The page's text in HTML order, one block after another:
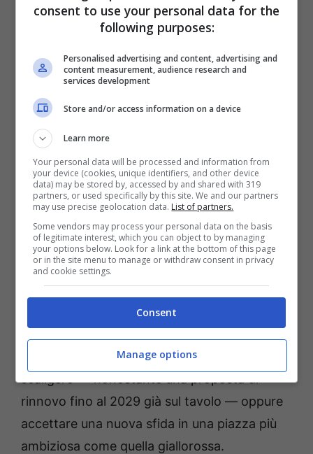
limitate ma capace di costruire squadre
competitive attraverso intuizioni di mercato
quanto il lavoro di Sogliano negli ultimi anni
sia stato apprezzato dagli addetti ai lavori. A
Verona ha dimostrato personalità, capacità di
scouting e sangue freddo nei momenti
complicati. Caratteristiche che alla Roma
potrebbero tornare molto utili in una fase di
ricostruzione tecnica e finanziaria.
Il punto, però, è capire quale sarà il futuro del
club veneto. Con il rischio concreto della
decidere se restare legato al progetto
scaligero — nonostante una proposta di
rinnovo fino al 2029 già sul tavolo — oppure
accettare una nuova sfida in una piazza più
ambiziosa come quella giallorossa.
consent to use your personal data for the
following purposes:
Personalised advertising and content, advertising and
content measurement, audience research and
services development
Store and/or access information on a device
Learn more
Your personal data will be processed and information from
your device (cookies, unique identifiers, and other device
data) may be stored by, accessed by and shared with 319
partners, or used specifically by this site. We and our partners
may use precise geolocation data. List of partners.
Some vendors may process your personal data on the basis
of legitimate interest, which you can object to by managing
your options below. Look for a link at the bottom of this page
or in the site menu to manage or withdraw consent in privacy
and cookie settings.
Consent
Manage options